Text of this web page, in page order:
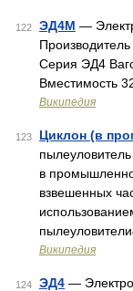
122 ЭД4М —
Серия ЭД4
Вместимость
Википедия
123 Циклон (в
в
взвешенных
Википедия
124 ЭД4 —